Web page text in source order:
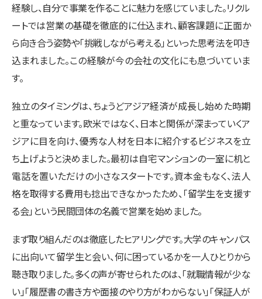
経験し、自分で事業を作ることに魅力を感じていました。リクル
ートでは営業の基礎を徹底的に仕込まれ、顧客課題に正面か
ら向き合う姿勢や「挑戦しながら考える」といった思考法を叩き
込まれました。この経験が今の会社の文化にも息づいていま
す。
独立のタイミングは、ちょうどアジア経済が成長し始めた時期
と重なっています。欧米ではなく、日本と関係が深まっていくア
ジアに目を向け、優秀な人材を日本に紹介するビジネスを立
ち上げようと決めました。最初は自宅マンションの一室に机と
電話を置いただけの小さなスタートです。資本金もなく、法人
格を取得する費用も捻出できなかったため、「留学生を支援す
る会」という民間団体の名義で営業を始めました。
まず取り組んだのは徹底したヒアリングです。大学のキャンパス
に出向いて留学生と会い、何に困っているかを一人ひとりから
聴き取りました。多くの声が寄せられたのは、「就職情報が少な
い」「履歴書の書き方や面接のやり方がわからない」「保証人が